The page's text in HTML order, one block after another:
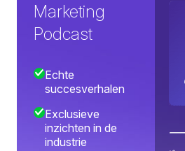
Marketing
Podcast
Echte
succesverhalen
Exclusieve
inzichten in de
industrie